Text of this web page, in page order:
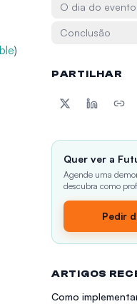
)
O dia do evento
Conclusão
PARTILHAR
Quer ver a
Agende uma
descubra como
Pedir
ARTIGOS
Como